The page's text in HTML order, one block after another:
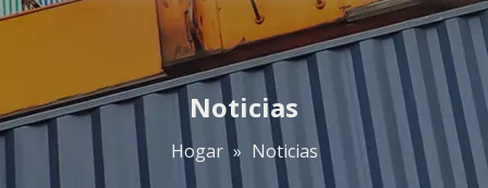
Noticias
Hogar » Noticias